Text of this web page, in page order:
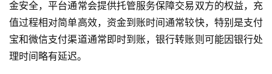
题
交
易
金安全，平台通常会提供托管服务保障交易双方的权益，充
值过程相对简单高效，资金到账时间通常较快，特别是支付
宝和微信支付渠道通常即时到账，银行转账则可能因银行处
理时间略有延迟。